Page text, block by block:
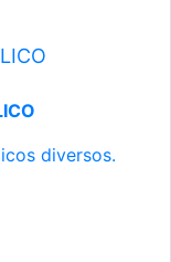
diversos.